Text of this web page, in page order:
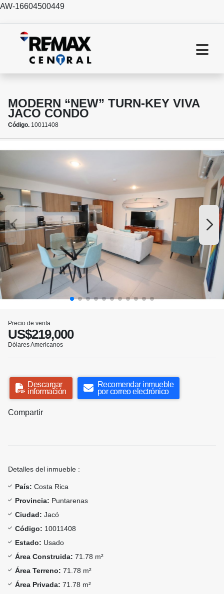
AW-16604500449
MODERN “NEW” TURN-KEY VIVA
JACO CONDO
Código. 10011408
Precio de venta
US$219,000
Dólares Americanos
Descargar
información
Recomendar inmueble
por correo electrónico
Compartir
Detalles del inmueble :
País: Costa Rica
Provincia: Puntarenas
Ciudad: Jacó
Código: 10011408
Estado: Usado
Área Construida: 71.78 m²
Área Terreno: 71.78 m²
Área Privada: 71.78 m²